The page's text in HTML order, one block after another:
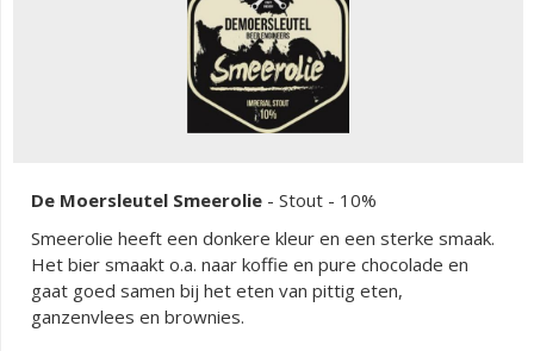
De Moersleutel Smeerolie - Stout - 10%
Smeerolie heeft een donkere kleur en een sterke smaak.
Het bier smaakt o.a. naar koffie en pure chocolade en
gaat goed samen bij het eten van pittig eten,
ganzenvlees en brownies.